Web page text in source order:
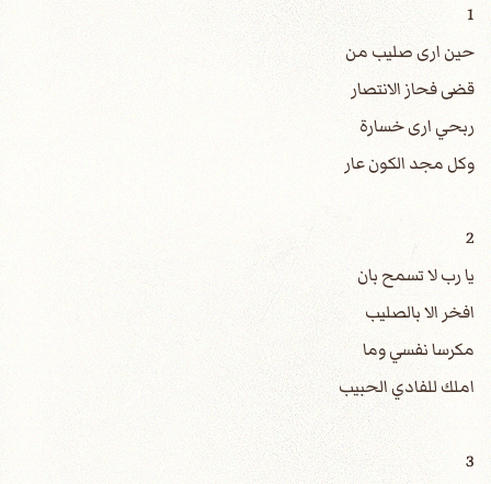
1
حين ارى صليب من
قضى فحاز الانتصار
ربحي ارى خسارة
وكل مجد الكون عار
2
يا رب لا تسمح بان
افخر الا بالصليب
مكرسا نفسي وما
املك للفادي الحبيب
3